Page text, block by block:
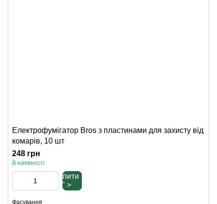
Електрофумігатор Bros з пластинами для захисту від
комарів, 10 шт
248 грн
В наявності
Купити
" >
Фасування